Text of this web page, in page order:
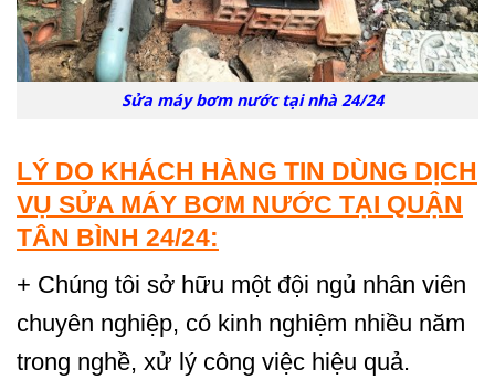
Sửa máy bơm nước tại nhà 24/24
LÝ DO KHÁCH HÀNG TIN DÙNG DỊCH
VỤ SỬA MÁY BƠM NƯỚC TẠI QUẬN
TÂN BÌNH 24/24:
+ Chúng tôi sở hữu một đội ngủ nhân viên
chuyên nghiệp, có kinh nghiệm nhiều năm
trong nghề, xử lý công việc hiệu quả.